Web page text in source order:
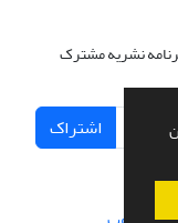
نشریه مشترک
اشتراک